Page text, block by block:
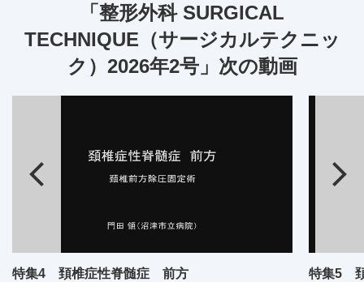
「整形外科 SURGICAL
TECHNIQUE（サージカルテクニッ
ク）2026年2号」次の動画
特集4 頚椎症性脊髄症 前方